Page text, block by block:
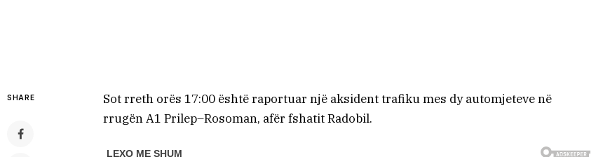
SHARE
Sot rreth orës 17:00 është raportuar një aksident trafiku mes dy automjeteve në
rrugën A1 Prilep–Rosoman, afër fshatit Radobil.